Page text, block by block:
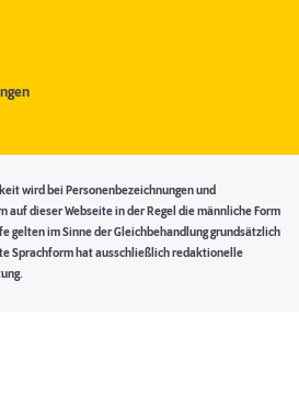
wird bei Personenbezeichnungen und
auf dieser Webseite in der Regel die männliche Form
gelten im Sinne der Gleichbehandlung grundsätzlich
Sprachform hat ausschließlich redaktionelle